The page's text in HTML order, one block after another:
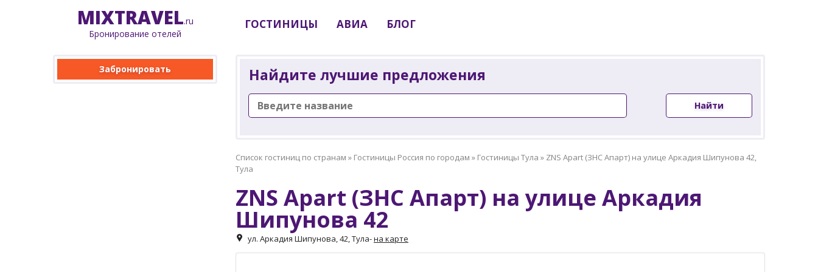
MIXTRAVEL.ru
Бронирование отелей
ГОСТИНИЦЫ АВИА БЛОГ
Забронировать Найдите лучшие предложения
Найти
Список гостиниц по странам » Гостиницы Россия по городам » Гостиницы Тула » ZNS Apart (ЗНС Апарт) на улице Аркадия Шипунова 42,
Тула
ZNS Apart (ЗНС Апарт) на улице Аркадия
Шипунова 42
ул. Аркадия Шипунова, 42, Тула-на карте